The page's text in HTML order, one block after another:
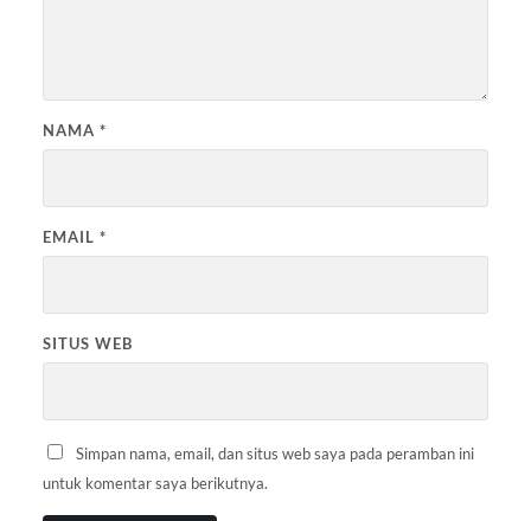
NAMA *
EMAIL *
SITUS WEB
Simpan nama, email, dan situs web saya pada peramban ini
untuk komentar saya berikutnya.